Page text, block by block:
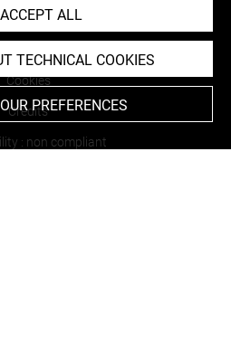
Contact Us
Cookies
Credits
: non compliant
ALL
TECHNICAL COOKIES
PREFERENCES